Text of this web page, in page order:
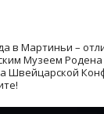
в Мартиньи –
Музеем
Швейцарской